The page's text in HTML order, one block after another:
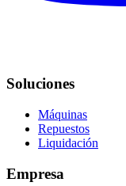
Soluciones
Máquinas
Repuestos
Liquidación
Empresa